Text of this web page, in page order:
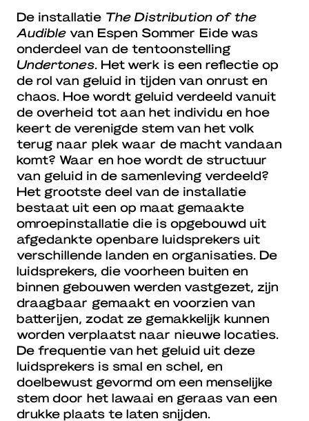
De installatie The Distribution of the
Audible van Espen Sommer Eide was
onderdeel van de tentoonstelling
Undertones . Het werk is een reflectie op
de rol van geluid in tijden van onrust en
chaos. Hoe wordt geluid verdeeld vanuit
de overheid tot aan het individu en hoe
keert de verenigde stem van het volk
terug naar plek waar de macht vandaan
komt? Waar en hoe wordt de structuur
van geluid in de samenleving verdeeld?
Het grootste deel van de installatie
bestaat uit een op maat gemaakte
omroepinstallatie die is opgebouwd uit
afgedankte openbare luidsprekers uit
verschillende landen en organisaties. De
luidsprekers, die voorheen buiten en
binnen gebouwen werden vastgezet, zijn
draagbaar gemaakt en voorzien van
batterijen, zodat ze gemakkelijk kunnen
worden verplaatst naar nieuwe locaties.
De frequentie van het geluid uit deze
luidsprekers is smal en schel, en
doelbewust gevormd om een menselijke
stem door het lawaai en geraas van een
drukke plaats te laten snijden.